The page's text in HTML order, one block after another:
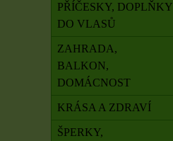
PŘÍČESKY, DOPLŇKY
DO VLASŮ
ZAHRADA,
BALKON,
DOMÁCNOST
KRÁSA A ZDRAVÍ
ŠPERKY,